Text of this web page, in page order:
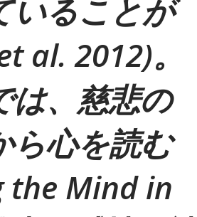
いることが
al. 2012)。
は、慈悲の
ら心を読む
the Mind in